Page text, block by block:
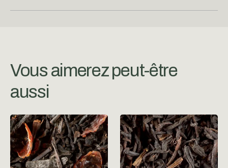
Vous aimerez peut-être
aussi